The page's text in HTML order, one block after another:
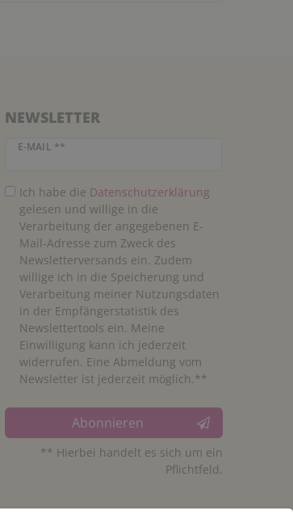
NEWSLETTER
E-MAIL **
Newsletter Honig
Ich habe die Daten­schutz­erklärung
gelesen und willige in die
Verarbeitung der angegebenen E-
Mail-Adresse zum Zweck des
Newsletterversands ein. Zudem
willige ich in die Speicherung und
Verarbeitung meiner Nutzungsdaten
in der Empfängerstatistik des
Newslettertools ein. Meine
Einwilligung kann ich jederzeit
widerrufen. Eine Abmeldung vom
Newsletter ist jederzeit möglich.**
Abonnieren
** Hierbei handelt es sich um ein
Pflichtfeld.